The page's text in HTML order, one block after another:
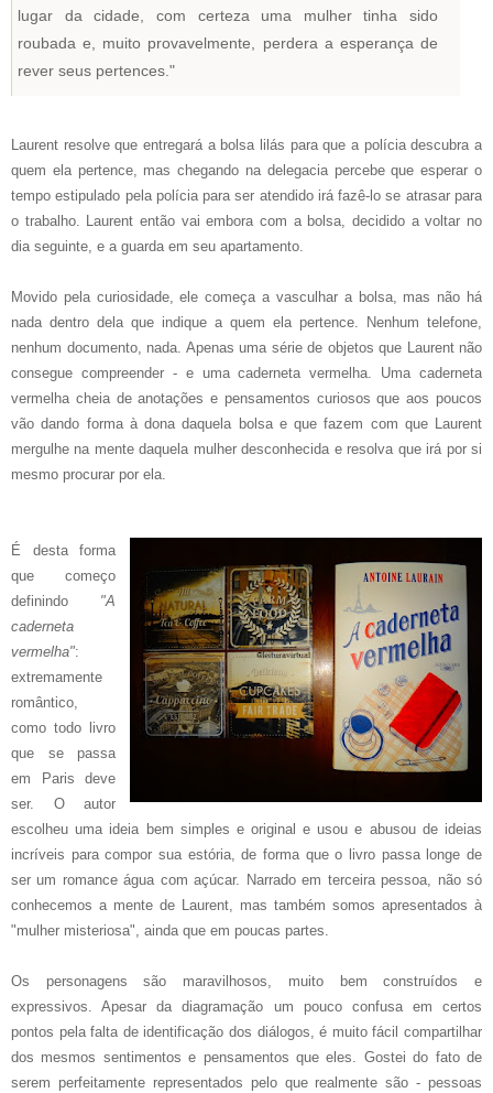
lugar da cidade, com certeza uma mulher tinha sido
roubada e, muito provavelmente, perdera a esperança de
rever seus pertences."
Laurent resolve que entregará a bolsa lilás para que a polícia descubra a
quem ela pertence, mas chegando na delegacia percebe que esperar o
tempo estipulado pela polícia para ser atendido irá fazê-lo se atrasar para
o trabalho. Laurent então vai embora com a bolsa, decidido a voltar no
dia seguinte, e a guarda em seu apartamento.
Movido pela curiosidade, ele começa a vasculhar a bolsa, mas não há
nada dentro dela que indique a quem ela pertence. Nenhum telefone,
nenhum documento, nada. Apenas uma série de objetos que Laurent não
consegue compreender - e uma caderneta vermelha. Uma caderneta
vermelha cheia de anotações e pensamentos curiosos que aos poucos
vão dando forma à dona daquela bolsa e que fazem com que Laurent
mergulhe na mente daquela mulher desconhecida e resolva que irá por si
mesmo procurar por ela.
É desta forma
que começo
definindo "A
caderneta
vermelha":
extremamente
romântico,
como todo livro
que se passa
em Paris deve
ser. O autor
escolheu uma ideia bem simples e original e usou e abusou de ideias
incríveis para compor sua estória, de forma que o livro passa longe de
ser um romance água com açúcar. Narrado em terceira pessoa, não só
conhecemos a mente de Laurent, mas também somos apresentados à
"mulher misteriosa", ainda que em poucas partes.
Os personagens são maravilhosos, muito bem construídos e
expressivos. Apesar da diagramação um pouco confusa em certos
pontos pela falta de identificação dos diálogos, é muito fácil compartilhar
dos mesmos sentimentos e pensamentos que eles. Gostei do fato de
serem perfeitamente representados pelo que realmente são - pessoas